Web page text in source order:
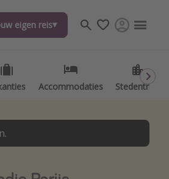
eigen reis
Accommodaties Stedentrips